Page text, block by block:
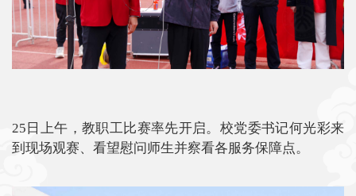
25日上午，教职工比赛率先开启。校党委书记何光彩来
到现场观赛、看望慰问师生并察看各服务保障点。